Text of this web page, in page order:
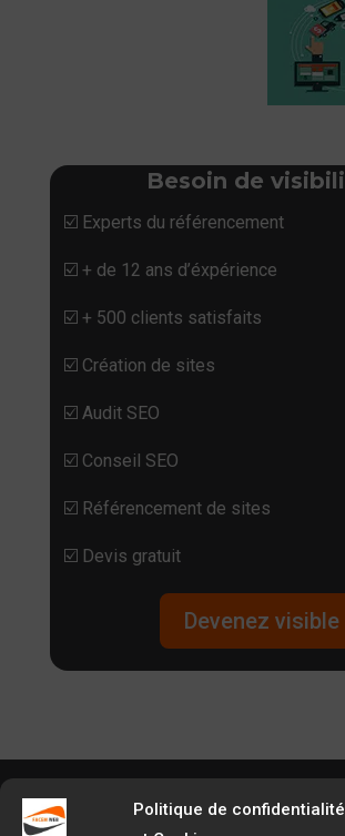
Politique de confidentialité
Besoin de
☑️ Experts du référencement
☑️ + de 12 ans d’éxpérience
☑️ + 500 clients satisfaits
☑️ Création de sites
☑️ Audit SEO
☑️ Conseil SEO
☑️ Référencement de sites
☑️ Devis gratuit
Devenez visible
Agence Facem Web